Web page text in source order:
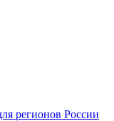
регионов России